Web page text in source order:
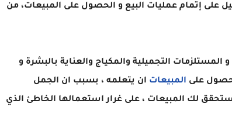
على إتمام عمليات البيع و الحصول على المبيعات، من
التجميلية والمكياج والعناية بالبشرة و
على المبيعات ان يتعلمه ، بسبب ان الجمل
لك المبيعات ، على غرار استعمالها الخاطئ الذي